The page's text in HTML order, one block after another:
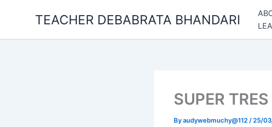
TEACHER DEBABRATA BHANDARI
SUPER
Byaudywebmuchy@112 / 25/